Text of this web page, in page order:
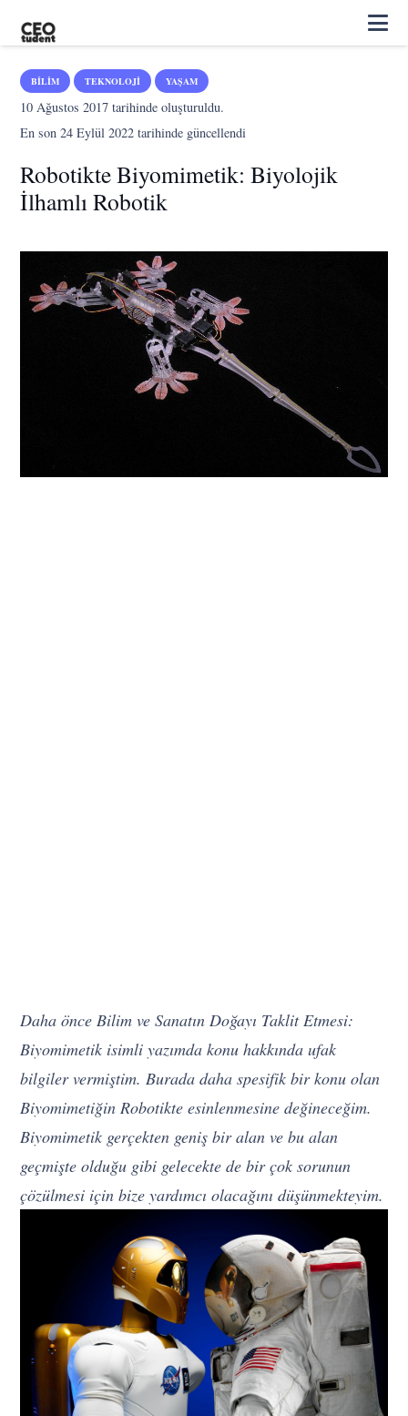
BILIM TEKNOLOJI YAŞAM
10 Ağustos 2017 tarihinde oluşturuldu.
En son24 Eylül 2022 tarihinde güncellendi
Robotikte Biyomimetik: Biyolojik
İlhamlı Robotik
Daha önce Bilim ve Sanatın Doğayı Taklit Etmesi:
Biyomimetik isimli yazımda konu hakkında ufak
bilgiler vermiştim. Burada daha spesifik bir konu olan
Biyomimetiğin Robotikte esinlenmesine değineceğim.
Biyomimetik gerçekten geniş bir alan ve bu alan
geçmişte olduğu gibi gelecekte de bir çok sorunun
çözülmesi için bize yardımcı olacağını düşünmekteyim.